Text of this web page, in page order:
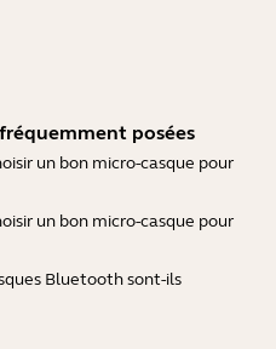
posées
un bon micro-casque pour
un bon micro-casque pour
Bluetooth sont-ils